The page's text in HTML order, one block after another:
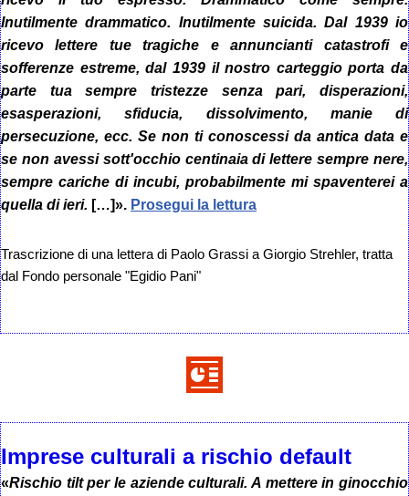
Inutilmente drammatico. Inutilmente suicida. Dal 1939 io
ricevo lettere tue tragiche e annuncianti catastrofi e
sofferenze estreme, dal 1939 il nostro carteggio porta da
parte tua sempre tristezze senza pari, disperazioni,
esasperazioni, sfiducia, dissolvimento, manie di
persecuzione, ecc. Se non ti conoscessi da antica data e
se non avessi sott'occhio centinaia di lettere sempre nere,
sempre cariche di incubi, probabilmente mi spaventerei a
quella di ieri. […]». Prosegui la lettura
Trascrizione di una lettera di Paolo Grassi a Giorgio Strehler, tratta
dal Fondo personale "Egidio Pani"
Imprese culturali a rischio default
«Rischio tilt per le aziende culturali. A mettere in ginocchio